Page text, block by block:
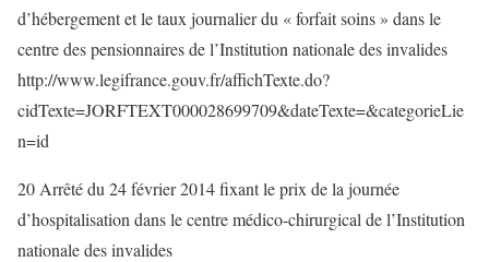
d’hébergement et le taux journalier du « forfait soins » dans le
centre des pensionnaires de l’Institution nationale des invalides
http://www.legifrance.gouv.fr/affichTexte.do?
cidTexte=JORFTEXT000028699709&dateTexte=&categorieLie
n=id
20 Arrêté du 24 février 2014 fixant le prix de la journée
d’hospitalisation dans le centre médico-chirurgical de l’Institution
nationale des invalides